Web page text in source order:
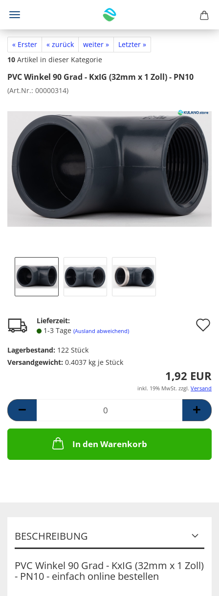
« Erster « zurück weiter »
Letzter »
10 Artikel in dieser Kategorie
PVC Winkel 90 Grad - KxIG (32mm x 1 Zoll) - PN10
(Art.Nr.: 00000314)
Lieferzeit:
1-3 Tage (Ausland abweichend)
Lagerbestand: 122 Stück
Versandgewicht: 0.4037 kg je Stück
1,92 EUR
inkl. 19% MwSt. zzgl. Versand
In den Warenkorb
BESCHREIBUNG
PVC Winkel 90 Grad - KxIG (32mm x 1 Zoll)
- PN10 - einfach online bestellen